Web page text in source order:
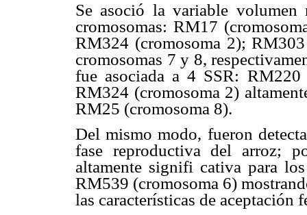
Se asoció la variable
cromosomas: RM17
RM324 (cromosoma 2);
cromosomas 7 y 8,
fue asociada a 4 SSR:
RM324 (cromosoma 2)
RM25 (cromosoma 8).
Del mismo modo, fueron
fase reproductiva del arroz;
altamente signifi cativa para
RM539 (cromosoma 6)
las características de